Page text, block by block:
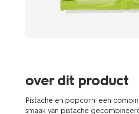
over dit product
Pistache en popcorn: een
smaak van pistache